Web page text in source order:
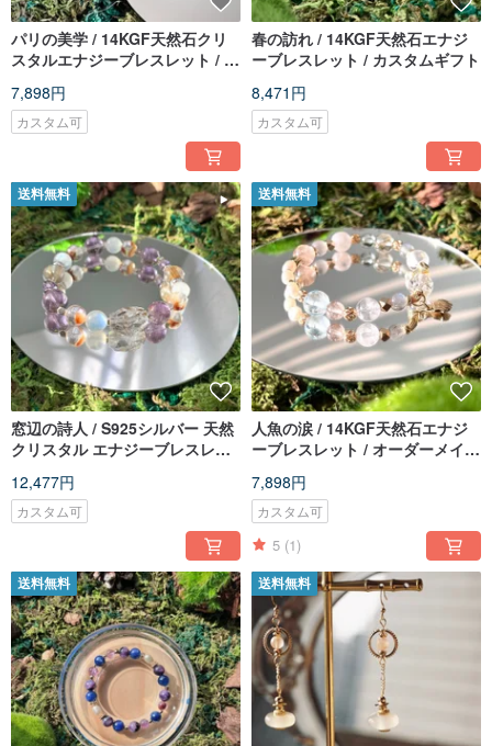
パリの美学 / 14KGF天然石クリ
スタルエナジーブレスレット / カ
7,898円
カスタム可
春の訪れ / 14KGF天然石エナジ
ーブレスレット / カスタムギフト
8,471円
カスタム可
送料無料
窓辺の詩人 / S925シルバー 天然
クリスタル エナジーブレスレッ
12,477円
カスタム可
送料無料
人魚の涙 / 14KGF天然石エナジ
ーブレスレット / オーダーメイド
7,898円
カスタム可
5 (1)
送料無料 送料無料